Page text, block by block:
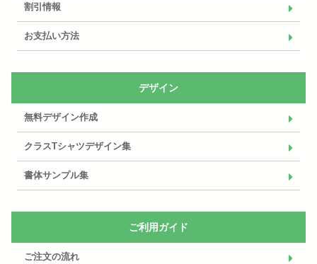
割引情報
お支払い方法
デザイン
無料デザイン作成
クラスTシャツデザイン集
書体サンプル集
ご利用ガイド
ご注文の流れ